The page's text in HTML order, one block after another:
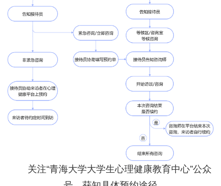
关注“青海大学大学生心理健康教育中心”公众